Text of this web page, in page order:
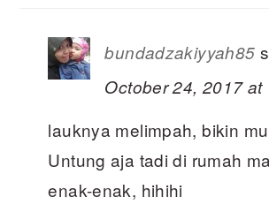
bundadzakiyyah85
October 24, 2017 at
lauknya melimpah, bikin
Untung aja tadi di rumah
enak-enak, hihihi